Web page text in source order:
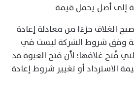
إلى أصل يحمل قيمة
الغلاف جزءًا من معادلة إعادة
وفق شروط الشركة ليست في
فُتح غلافها؛ لأن فتح العبوة قد
الاسترداد أو تغيير شروط إعادة